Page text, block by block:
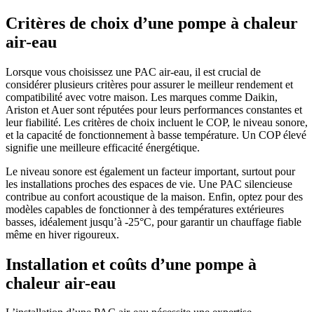
Critères de choix d’une pompe à chaleur
air-eau
Lorsque vous choisissez une PAC air-eau, il est crucial de
considérer plusieurs critères pour assurer le meilleur rendement et
compatibilité avec votre maison. Les marques comme Daikin,
Ariston et Auer sont réputées pour leurs performances constantes et
leur fiabilité. Les critères de choix incluent le COP, le niveau sonore,
et la capacité de fonctionnement à basse température. Un COP élevé
signifie une meilleure efficacité énergétique.
Le niveau sonore est également un facteur important, surtout pour
les installations proches des espaces de vie. Une PAC silencieuse
contribue au confort acoustique de la maison. Enfin, optez pour des
modèles capables de fonctionner à des températures extérieures
basses, idéalement jusqu’à -25°C, pour garantir un chauffage fiable
même en hiver rigoureux.
Installation et coûts d’une pompe à
chaleur air-eau